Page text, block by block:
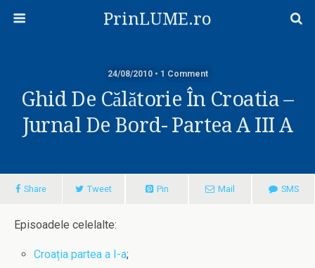
PrinLUME.ro
24/08/2010 • 1 Comment
Ghid De Călătorie În Croatia –
Jurnal De Bord- Partea A III A
Share Tweet Pin Mail SMS
Episoadele celelalte:
Croația partea a I-a;